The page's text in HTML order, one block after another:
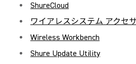
ShureCloud
ワイアレスシステム アクセ
Wireless Workbench
Shure Update Utility